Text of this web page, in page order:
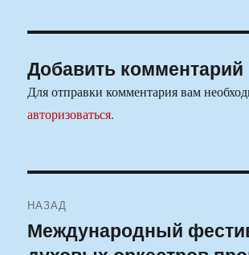
Добавить комментарий
Для отправки комментария вам
авторизоваться.
по
НАЗАД
Предыдущая
запись:
Международный